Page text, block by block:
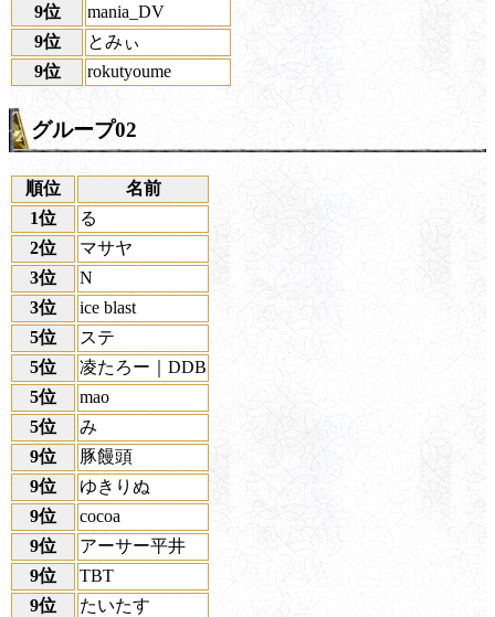
9位
mania_DV
9位
とみぃ
9位
rokutyoume
グループ02
順位
名前
1位
る
2位
マサヤ
3位
N
3位
ice blast
5位
ステ
5位
凌たろー｜DDB
5位
mao
5位
み
9位
豚饅頭
9位
ゆきりぬ
9位
cocoa
9位
アーサー平井
9位
TBT
9位
たいたす